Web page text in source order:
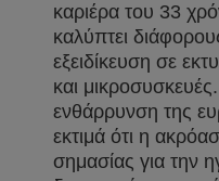
καριέρα του 33
καλύπτει
εξειδίκευση σε
και
ενθάρρυνση της
εκτιμά ότι η
σημασίας για την